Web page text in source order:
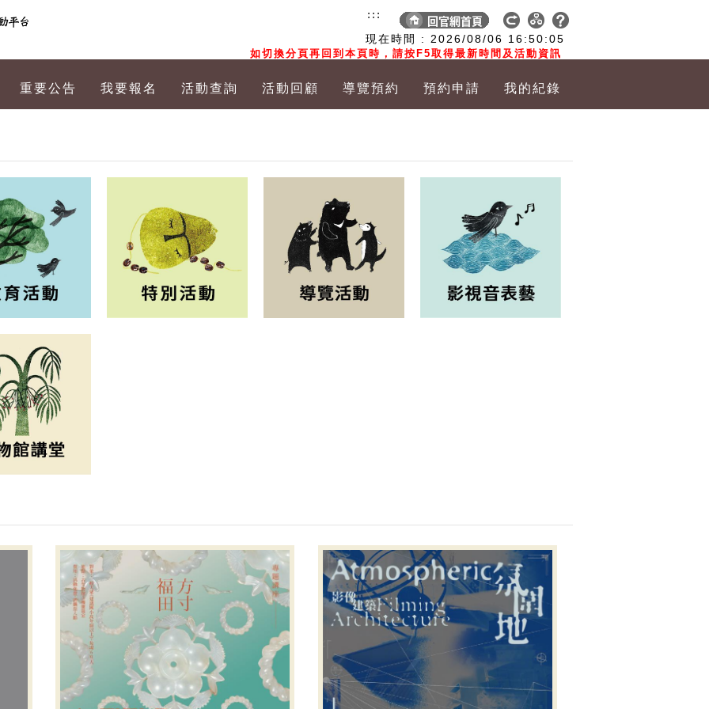
現在時間 : 2026/08/06 16:50:06
如切換分頁再回到本頁時，請按F5取得最新時間及活動資訊
:::
重要公告 我要報名 活動查詢 活動回顧 導覽預約 預約申請 我的紀錄